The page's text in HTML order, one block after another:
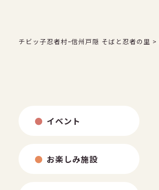
チビッ子忍者村ｰ信州戸隠 そばと忍者の里 >
イベント
お楽しみ施設